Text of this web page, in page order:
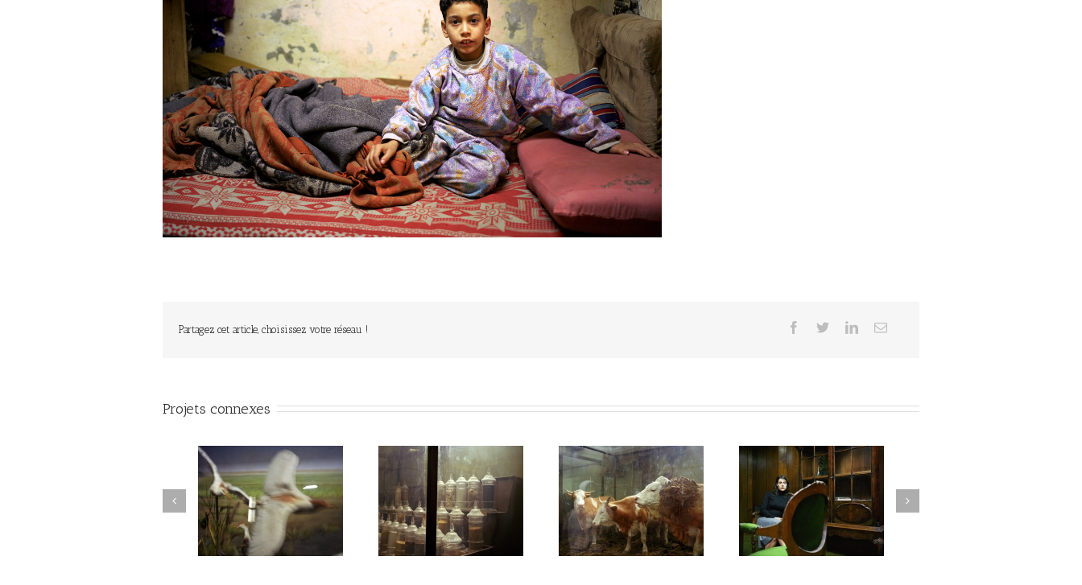
Partagez cet article, choisissez votre réseau !
Projets connexes
Juste avant l’orage #019 Juste avant l’orage #018 Juste avant l’orage #017 Juste avant l’orage #016